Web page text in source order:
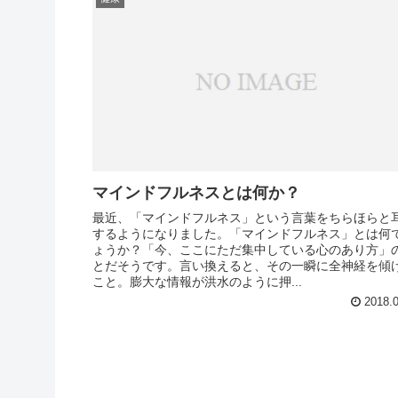
マインドフルネスとは何か？
最近、「マインドフルネス」という言葉をちらほらと
するようになりました。「マインドフルネス」とは何
ょうか？「今、ここにただ集中している心のあり方」
とだそうです。言い換えると、その一瞬に全神経を傾
こと。膨大な情報が洪水のように押...